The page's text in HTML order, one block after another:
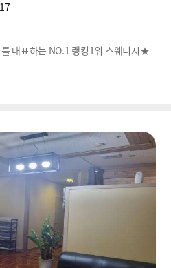
대표하는 NO.1 랭킹1위 스웨디시★